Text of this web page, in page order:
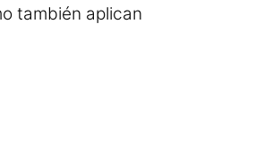
también aplican